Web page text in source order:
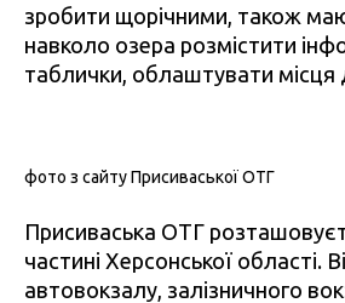
зробити щорічними, також
навколо озера розмістити
таблички, облаштувати місця
фото з сайту Присиваської ОТГ
Присиваська ОТГ
частині Херсонської області.
автовокзалу, залізничного